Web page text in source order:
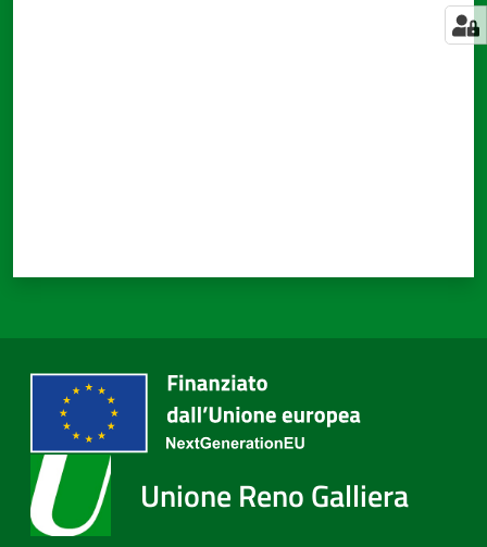
Unione Reno Galliera